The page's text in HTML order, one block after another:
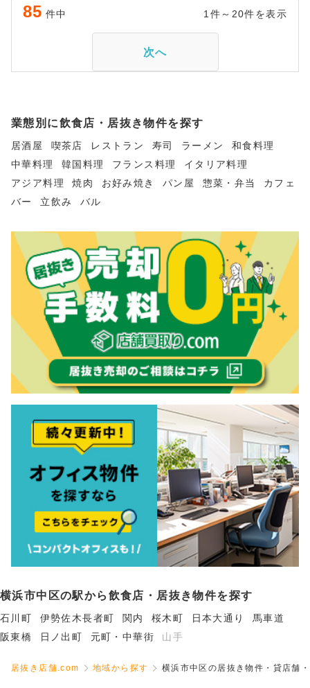
85 件中 1件～20件を表示
次へ
業態別に飲食店・居抜き物件を探す
居酒屋 喫茶店 レストラン 寿司 ラーメン
和食料理
中華料理
韓国料理 フランス料理
イタリア料理
アジア料理
焼肉 お好み焼き パン屋 惣菜・弁当
カフェ
バー
立飲み バル
横浜市中区の駅から飲食店・居抜き物件を探す
石川町 伊勢佐木長者町 関内 桜木町 日本大通り
馬車道
阪東橋
日ノ出町 元町・中華街 山手
居抜き店舗.com 地域から探す 横浜市中区の居抜き物件・貸店舗